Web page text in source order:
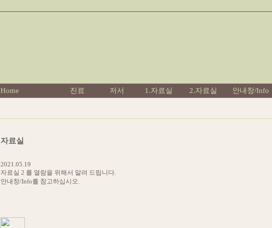
Home 진료 저서 1.자료실 2.자료실 안내창/Info
자료실
2021.05.19
자료실 2 를 열람을 위해서 알려 드립니다.
안내창/Info를 참고하십시오.